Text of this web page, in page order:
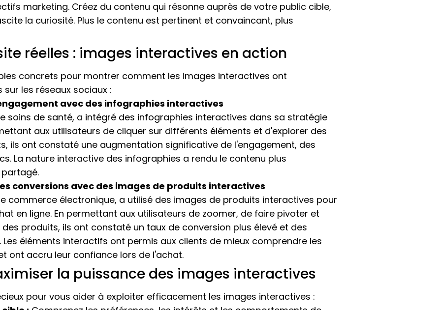
marketing. Créez du contenu qui résonne auprès de votre public cible,
la curiosité. Plus le contenu est pertinent et convaincant, plus
réelles : images interactives en action
concrets pour montrer comment les images interactives ont
les réseaux sociaux :
avec des infographies interactives
soins de santé, a intégré des infographies interactives dans sa stratégie
aux utilisateurs de cliquer sur différents éléments et d'explorer des
ils ont constaté une augmentation significative de l'engagement, des
La nature interactive des infographies a rendu le contenu plus
conversions avec des images de produits interactives
commerce électronique, a utilisé des images de produits interactives pour
en ligne. En permettant aux utilisateurs de zoomer, de faire pivoter et
produits, ils ont constaté un taux de conversion plus élevé et des
éléments interactifs ont permis aux clients de mieux comprendre les
ont accru leur confiance lors de l'achat.
la puissance des images interactives
pour vous aider à exploiter efficacement les images interactives :